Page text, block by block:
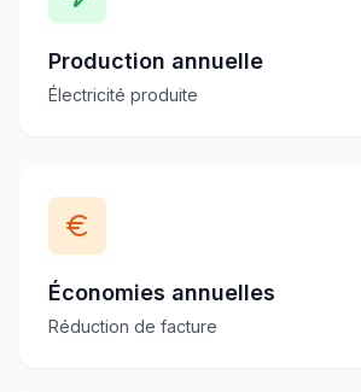
Production annuelle
Électricité produite
Économies annuelles
Réduction de facture